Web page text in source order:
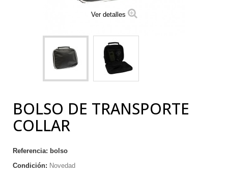
Ver detalles
BOLSO DE TRANSPORTE
COLLAR
Referencia: bolso
Condición: Novedad